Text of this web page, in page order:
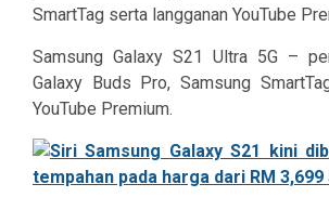
SmartTag serta langganan YouTube
Samsung Galaxy S21 Ultra 5G –
Galaxy Buds Pro, Samsung
YouTube Premium.